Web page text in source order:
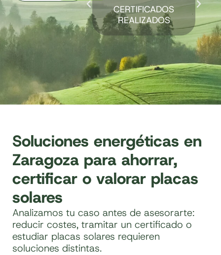
CERTIFICADOS
REALIZADOS
Soluciones energéticas en
Zaragoza para ahorrar,
certificar o valorar placas
solares
Analizamos tu caso antes de asesorarte:
reducir costes, tramitar un certificado o
estudiar placas solares requieren
soluciones distintas.